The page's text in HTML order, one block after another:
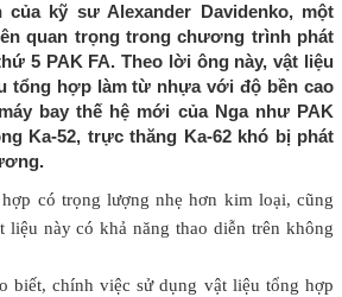
kỹ sư Alexander Davidenko, một
quan trọng trong chương trình phát
5 PAK FA. Theo lời ông này, vật liệu
tổng hợp làm từ nhựa với độ bền cao
bay thế hệ mới của Nga như PAK
Ka-52, trực thăng Ka-62 khó bị phát
có trọng lượng nhẹ hơn kim loại, cũng
liệu này có khả năng thao diễn trên không
biết, chính việc sử dụng vật liệu tổng hợp